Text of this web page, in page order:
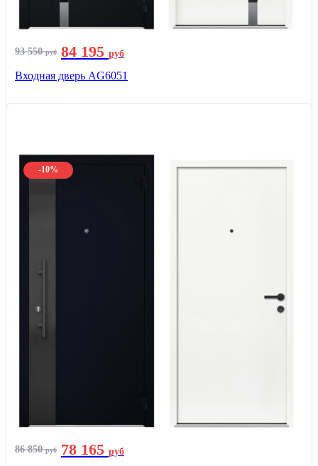
93 550руб 84 195 руб
Входная дверь AG6051
-10%
86 850руб 78 165 руб